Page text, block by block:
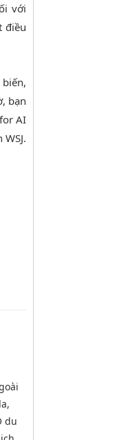
với
điều
bạn
AI
du